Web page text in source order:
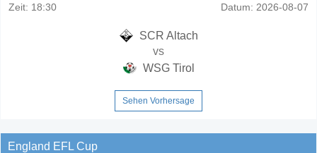
Zeit: 18:30 Datum: 2026-08-07
SCR Altach
vs
WSG Tirol
Sehen Vorhersage
England EFL Cup